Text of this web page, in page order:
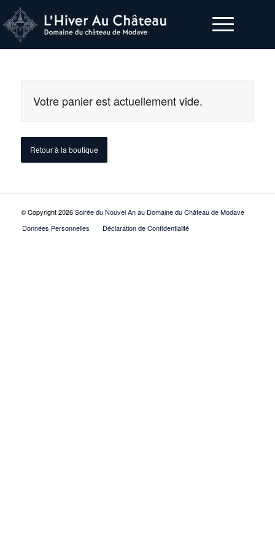
Votre panier est actuellement vide.
Retour à la boutique
© Copyright 2026Soirée du Nouvel An au Domaine du Château de Modave
Données Personnelles
Déclaration de Confidentialité